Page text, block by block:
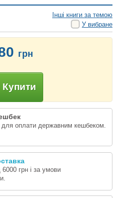
Інші книги за темою
У вибране
грн
Купити
для оплати державним кешбеком.
6000 грн і за умови